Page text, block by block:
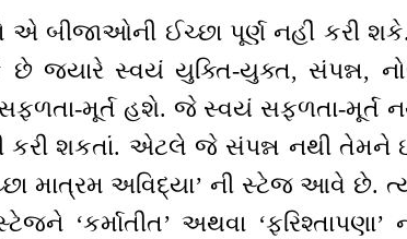
બીજાઓની ઈચ્છા પૂર્ણ નહીં કરી
છે જ્યારે સ્વયં યુક્તિ-યુક્ત, સંપન્ન,
મૂર્ત હશે. જે સ્વયં સફળતા-મૂર્ત
શકતાં. એટલે જે સંપન્ન નથી તેમને
માત્રમ અવિદ્યા’ ની સ્ટેજ આવે છે.
‘કર્માતીત’ અથવા ‘ફરિશ્તાપણા’